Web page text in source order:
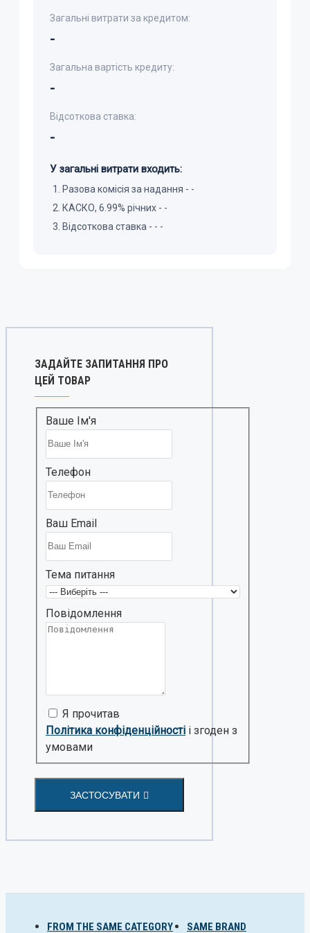
Загальні витрати за кредитом:
-
Загальна вартість кредиту:
-
Відсоткова ставка:
-
У загальні витрати входить:
Разова комісія за надання - -
КАСКО, 6.99% річних - -
Відсоткова ставка - - -
ЗАДАЙТЕ ЗАПИТАННЯ ПРО
ЦЕЙ ТОВАР
Ваше Ім'я
Телефон
Ваш Email
Тема питання
Повідомлення
Я прочитав
Політика конфіденційності і згоден з
умовами
ЗАСТОСУВАТИ
FROM THE SAME CATEGORY SAME BRAND